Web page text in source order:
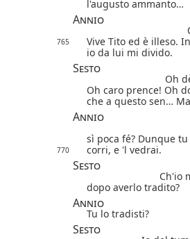
l'augusto ammanto…
Annio
765 Vive Tito ed è illeso.
io da lui mi divido.
Sesto
Oh
Oh caro prence! Oh
che a questo sen…
Annio
sì poca fé? Dunque
770 corri, e 'l vedrai.
Sesto
Ch'io
dopo averlo tradito?
Annio
Tu lo tradisti?
Sesto